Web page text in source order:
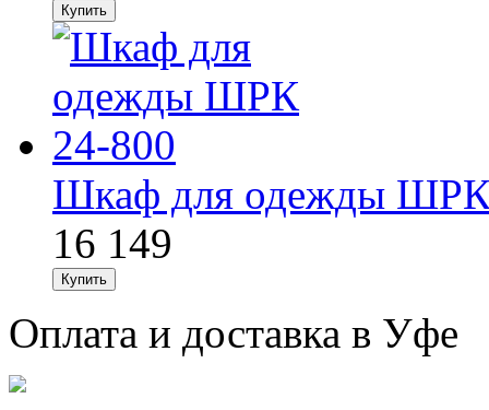
Шкаф для одежды
16 149
Оплата и доставка в Уфе